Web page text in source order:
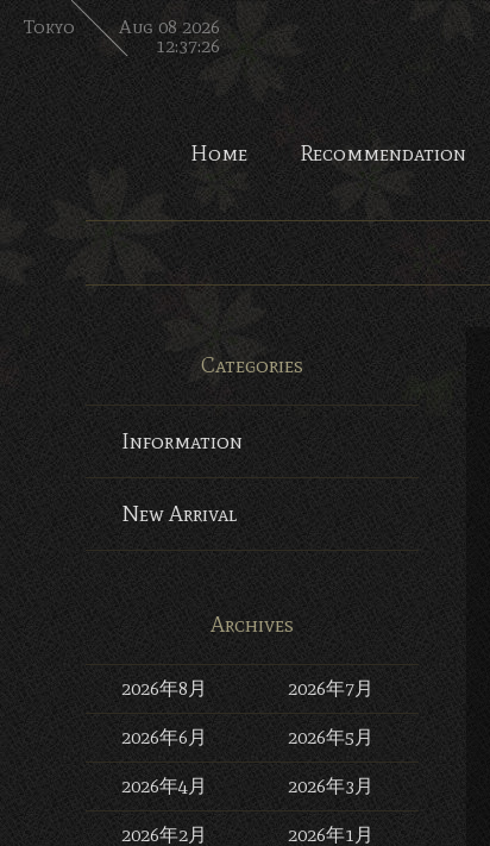
Home Recommendation
Categories
Information
New Arrival
Archives
2026年8月 2026年7月
2026年6月 2026年5月
2026年4月 2026年3月
2026年2月 2026年1月
Tokyo
Aug 08 2026
12:37:27